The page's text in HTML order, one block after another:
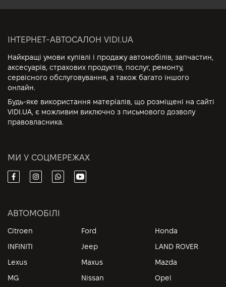
ІНТЕРНЕТ-АВТОСАЛОН VIDI.UA
Найкращі умови купівлі і продажу автомобілів, запчастин,
аксесуарів, страхових продуктів, послуг, ремонту,
сервісного обслуговування, а також багато іншого
онлайн.
Будь-яке використання матеріалів, що розміщені на сайті
VIDI.UA, є можливим виключно з письмового дозволу
правовласника.
МИ У СОЦМЕРЕЖАХ
АВТОМОБІЛІ
Citroen Ford
Honda
INFINITI
Jeep
LAND ROVER
Lexus
Maxus
Mazda
MG
Nissan
Opel